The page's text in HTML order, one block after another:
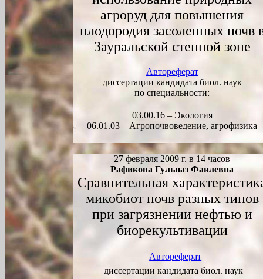
агроруд для повышения
плодородия засоленных почв
Зауральской степной зоне
Автореферат
диссертации кандидата биол. наук
по специальности:
03.00.16 – Экология
06.01.03 – Агропочвоведение, агрофизика
27 февраля 2009 г. в 14 часов
Рафикова Гульназ Фаилевна
Сравнительная
микобиот почв разных типов
при загрязнении нефтью и
биорекультивации
Автореферат
диссертации кандидата биол. наук